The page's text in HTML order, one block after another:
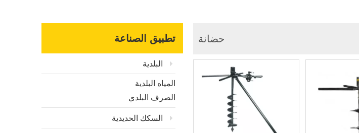
تطبيق الصناعة
البلدية
المياه البلدية
الصرف البلدي
السكك الحديدية
حضانة